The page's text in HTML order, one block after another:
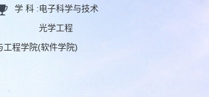
学 科 :电子科学与技术
光学工程
工程学院(软件学院)